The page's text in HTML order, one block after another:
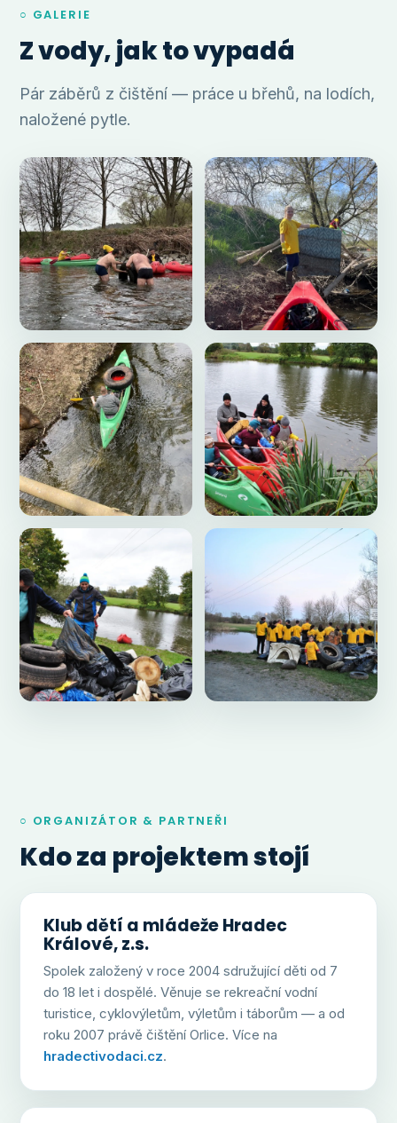
○ GALERIE
Z vody, jak to vypadá
Pár záběrů z čištění — práce u břehů, na lodích,
naložené pytle.
○ ORGANIZÁTOR & PARTNEŘI
Kdo za projektem stojí
Klub dětí a mládeže Hradec
Králové, z.s.
Spolek založený v roce 2004 sdružující děti od 7
do 18 let i dospělé. Věnuje se rekreační vodní
turistice, cyklovýletům, výletům i táborům — a od
roku 2007 právě čištění Orlice. Více na
hradectivodaci.cz.